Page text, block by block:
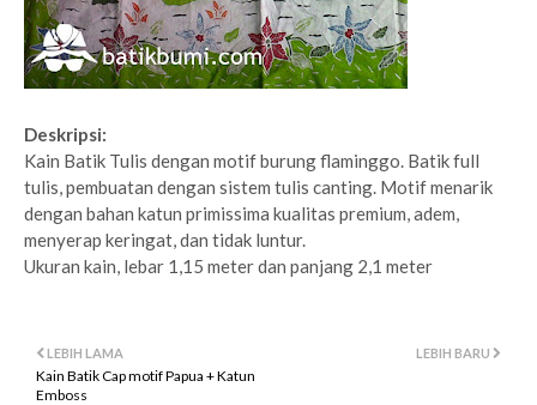
Deskripsi:
Kain Batik Tulis dengan motif burung flaminggo. Batik full
tulis, pembuatan dengan sistem tulis canting. Motif menarik
dengan bahan katun primissima kualitas premium, adem,
menyerap keringat, dan tidak luntur.
Ukuran kain, lebar 1,15 meter dan panjang 2,1 meter
LEBIH BARU
LEBIH LAMA
Kain Batik Cap motif Papua + Katun
Emboss